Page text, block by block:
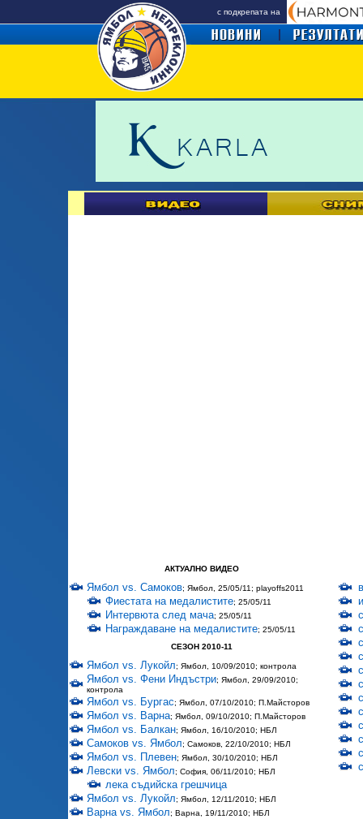
с подкрепата на
АКТУАЛНО ВИДЕО
Ямбол vs. Самоков; Ямбол, 25/05/11; playoffs2011
Фиестата на медалистите; 25/05/11
Интервюта след мача; 25/05/11
Награждаване на медалистите; 25/05/11
СЕЗОН 2010-11
Ямбол vs. Лукойл; Ямбол, 10/09/2010; контрола
Ямбол vs. Фени Индъстри; Ямбол, 29/09/2010;
контрола
Ямбол vs. Бургас; Ямбол, 07/10/2010; П.Майсторов
Ямбол vs. Варна; Ямбол, 09/10/2010; П.Майсторов
Ямбол vs. Балкан; Ямбол, 16/10/2010; НБЛ
Самоков vs. Ямбол; Самоков, 22/10/2010; НБЛ
Ямбол vs. Плевен; Ямбол, 30/10/2010; НБЛ
Левски vs. Ямбол; София, 06/11/2010; НБЛ
лека съдийска грешчица
Ямбол vs. Лукойл; Ямбол, 12/11/2010; НБЛ
Варна vs. Ямбол; Варна, 19/11/2010; НБЛ